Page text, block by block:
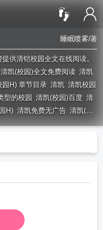
睡眠喷雾/著
供清铠校园全文在线阅读。
清凯(校园)全文免费阅读 清凯
园H) 章节目录 清凯 清凯校园
型的校园 清凯(校园)百度 清
H) 清凯免费无广告 清凯(校
凯(校园)笔趣阁最新章节清铠